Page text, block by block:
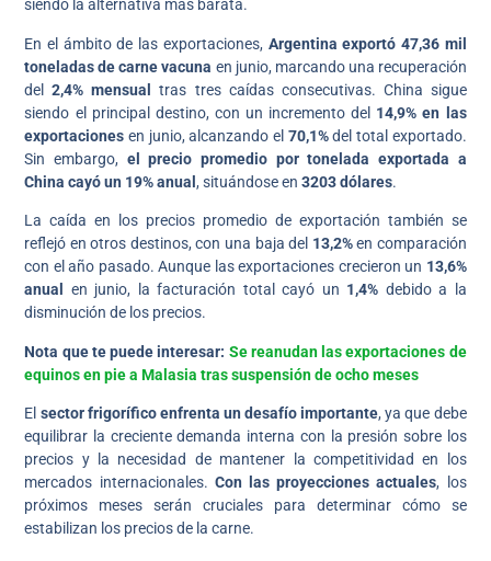
siendo la alternativa más barata.
En el ámbito de las exportaciones, Argentina exportó 47,36 mil
toneladas de carne vacuna en junio, marcando una recuperación
del2,4% mensual
tras tres caídas consecutivas. China sigue
siendo el principal destino, con un incremento del 14,9% en las
exportaciones en junio, alcanzando el 70,1%del total exportado.
Sin embargo, el precio promedio por tonelada exportada a
China cayó un 19% anual, situándose en3203 dólares.
La caída en los precios promedio de exportación también se
reflejó en otros destinos, con una baja del 13,2%en comparación
con el año pasado. Aunque las exportaciones crecieron un 13,6%
anual
en junio, la facturación total cayó un 1,4% debido a la
disminución de los precios.
Nota que te puede interesar: Se reanudan las exportaciones de
equinos en pie a Malasia tras suspensión de ocho meses
El sector frigorífico enfrenta un desafío importante, ya que debe
equilibrar la creciente demanda interna con la presión sobre los
precios y la necesidad de mantener la competitividad en los
mercados internacionales. Con las proyecciones actuales, los
próximos meses serán cruciales para determinar cómo se
estabilizan los precios de la carne.